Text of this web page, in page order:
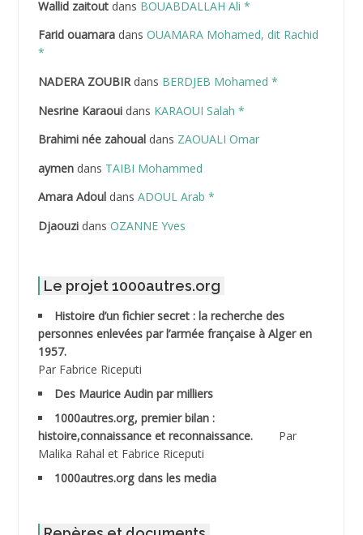
ABDEDDAIM Hamid
ABDELAZIZ Mohamed
ABDELHAFID Lakhdar
ABDELLI Mohamed
ABDELLI Mohamed *
ABDELMOUMENE Ahmed
ABDESMED Mohamed ben Kaddour
ABDESSELAMI Kouider
ABDESSLEM Ahmed dit le Coiffeur
ABDOUDOU
ABID Mohamed
Wallid zaitoutdans BOUABDALLAH Ali *
Farid ouamaradans OUAMARA Mohamed, dit Rachid
*
NADERA ZOUBIRdans BERDJEB Mohamed *
Nesrine Karaouidans KARAOUI Salah *
Brahimi née zahoualdans ZAOUALI Omar
aymendans TAIBI Mohammed
Amara Adouldans ADOUL Arab *
Djaouzidans OZANNE Yves
Le projet 1000autres.org
Histoire d’un fichier secret : la recherche des
personnes enlevées par l’armée française à Alger en
1957.
Par Fabrice Riceputi
Des Maurice Audin par milliers
1000autres.org, premier bilan :
histoire,connaissance et reconnaissance.
Par
Malika Rahal et Fabrice Riceputi
1000autres.org dans les media